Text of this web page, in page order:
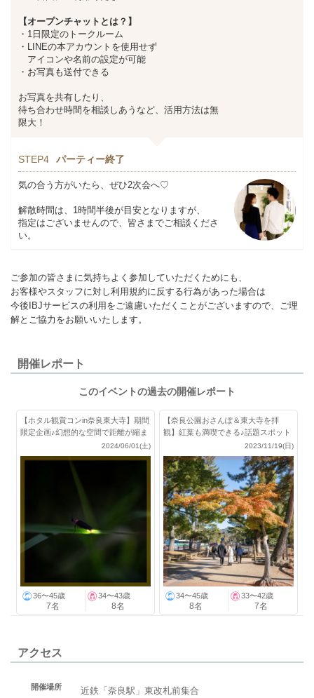
【オープンチャットとは？】
・1日限定のトークルーム
・LINEの本アカウントを使用せず
アイコンや名前の設定が可能
・お写真も送付できる
お写真を共有したり、
待ち合わせ時間を相談しあうなど、活用方法は無
限大！
STEP4 パーティー終了
気の合う方がいたら、ぜひ2次会へ♡
解散時間は、1時間半後が目安となりますが、
指定はございませんので、皆さまでご相談くださ
い。
ご参加の皆さまに気持ちよく参加していただくためにも、
お客様やスタッフに対し利用規約に反する行為があった場合は
今後IBJサービスの利用をご遠慮いただくことがございますので、ご理
解とご協力をお願いいたします。
開催レポート
このイベントの過去の開催レポート
【ホタル観賞コンin奈良東大寺】期間
限定企画♪幻想的な空間で距離が縮ま
2024/06/01(土)
36〜45歳
7名
34〜43歳
8名
【奈良公園おさんぽ＆東大寺を拝
観】紅葉も満喫できる♪話題スポット
2023/11/19(日)
34〜45歳
8名
33〜42歳
7名
アクセス
開催場所
近鉄「奈良駅」東改札前集合